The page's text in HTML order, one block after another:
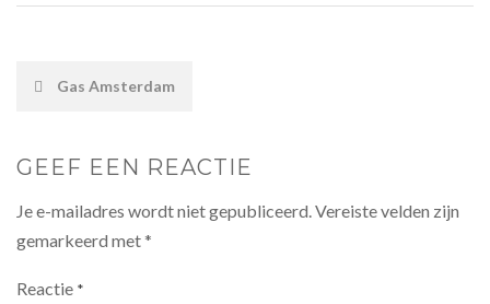
POST
Gas Amsterdam
GEEF EEN REACTIE
Je e-mailadres wordt niet gepubliceerd.Vereiste velden zijn
gemarkeerd met*
Reactie *